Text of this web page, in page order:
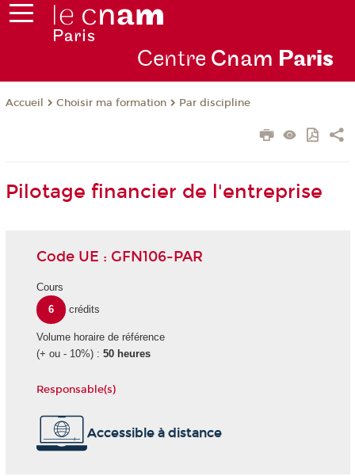
Centre Cnam Paris
Accueil Choisir ma formation Par discipline
Pilotage financier de l'entreprise
Code UE : GFN106-PAR
Cours
6
crédits
Volume horaire de référence
(+ ou - 10%) : 50 heures
Responsable(s)
Accessible à distance